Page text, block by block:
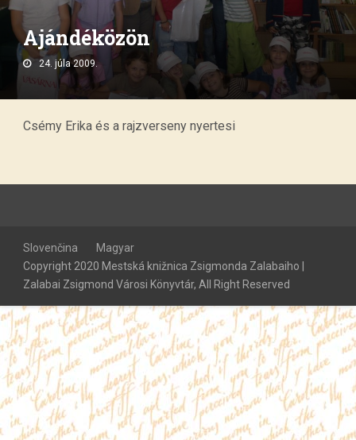
Ajándéközön
24. júla 2009.
Csémy Erika és a rajzverseny nyertesi
Slovenčina
Magyar
Copyright 2020 Mestská knižnica Zsigmonda Zalabaiho |
Zalabai Zsigmond Városi Könyvtár, All Right Reserved